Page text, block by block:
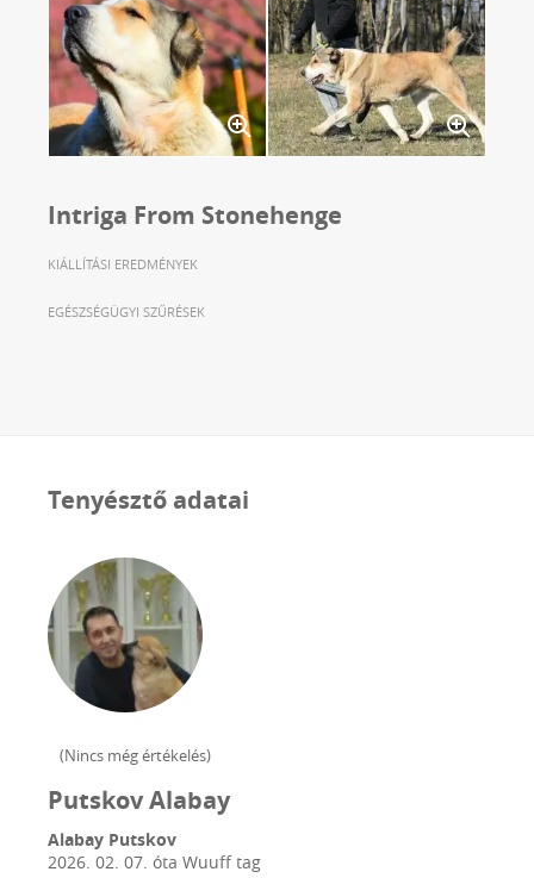
Intriga From Stonehenge
KIÁLLÍTÁSI EREDMÉNYEK
EGÉSZSÉGÜGYI SZŰRÉSEK
Tenyésztő adatai
(Nincs még értékelés)
Putskov Alabay
Alabay Putskov
2026. 02. 07. óta Wuuff tag